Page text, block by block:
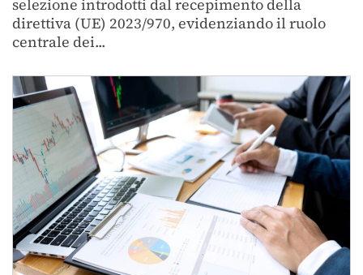
selezione introdotti dal recepimento della
direttiva (UE) 2023/970, evidenziando il ruolo
centrale dei...